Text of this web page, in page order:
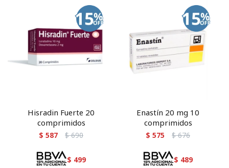
Hisradin Fuerte 20
comprimidos
$ 587 $ 690
$ 499
Enastín 20 mg 10
comprimidos
$ 575 $ 676
$ 489